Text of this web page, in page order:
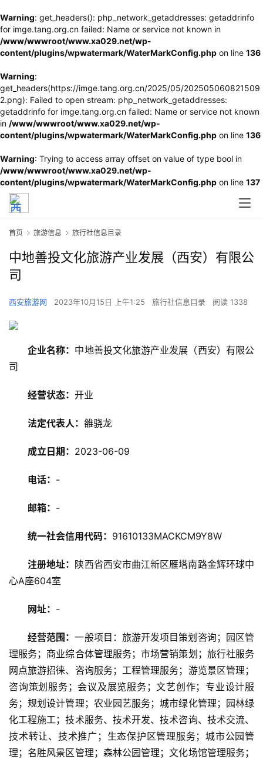
Warning: get_headers(): php_network_getaddresses: getaddrinfo
for imge.tang.org.cn failed: Name or service not known in
/www/wwwroot/www.xa029.net/wp-
content/plugins/wpwatermark/WaterMarkConfig.php on line 136
Warning:
get_headers(https://imge.tang.org.cn/2025/05/202505060821509
2.png): Failed to open stream: php_network_getaddresses:
getaddrinfo for imge.tang.org.cn failed: Name or service not known
in /www/wwwroot/www.xa029.net/wp-
content/plugins/wpwatermark/WaterMarkConfig.php on line 136
Warning: Trying to access array offset on value of type bool in
/www/wwwroot/www.xa029.net/wp-
content/plugins/wpwatermark/WaterMarkConfig.php on line 137
资
攻
略
美
食
特
产
首页 旅游信息 旅行社信息目录
中地善投文化旅游产业发展（西安）有限公
司
西安旅游网 2023年10月15日 上午1:25 旅行社信息目录 阅读 1338
企业名称： 中地善投文化旅游产业发展（西安）有限公
司
经营状态： 开业
法定代表人： 雒骁龙
成立日期： 2023-06-09
电话： -
邮箱： -
统一社会信用代码： 91610133MACKCM9Y8W
注册地址： 陕西省西安市曲江新区雁塔南路金辉环球中
心A座604室
网址： -
经营范围：一般项目：旅游开发项目策划咨询；园区管
理服务；商业综合体管理服务；市场营销策划；旅行社服务
网点旅游招徕、咨询服务；工程管理服务；游览景区管理；
咨询策划服务；会议及展览服务；文艺创作；专业设计服
务；规划设计管理；农业园艺服务；城市绿化管理；园林绿
化工程施工；技术服务、技术开发、技术咨询、技术交流、
技术转让、技术推广；生态保护区管理服务；城市公园管
理；名胜风景区管理；森林公园管理；文化场馆管理服务；